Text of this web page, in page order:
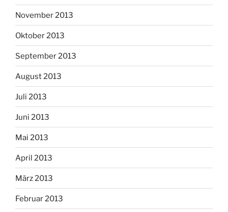
November 2013
Oktober 2013
September 2013
August 2013
Juli 2013
Juni 2013
Mai 2013
April 2013
März 2013
Februar 2013